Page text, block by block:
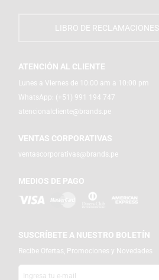
LIBRO DE RECLAMACIONES
ATENCIÓN AL CLIENTE
Lunes a Viernes de 10:00 am a 10:00 pm
WhatsApp: (+51) 991 194 747
atencionalcliente@brands.pe
VENTAS CORPORATIVAS
ventascorporativas@brands.pe
MEDIOS DE PAGO
SUSCRÍBETE A NUESTRO BOLETÍN
Recibe Ofertas, Promociones y Novedades